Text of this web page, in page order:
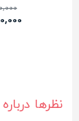
۸۰,۰۰۰
۷۰,۰۰۰
نظرها درباره